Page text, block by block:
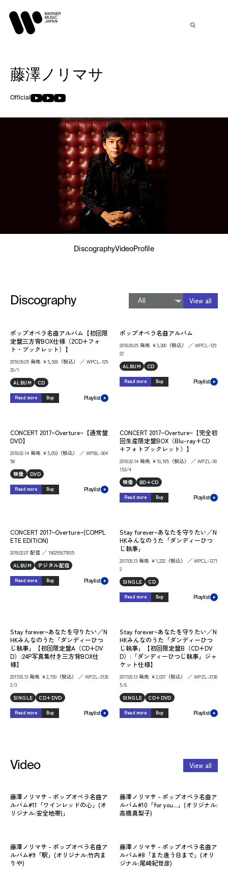
藤澤ノリマサ
Official
DiscographyVideoProfile
Discography View all
ポップオペラ名曲アルバム【初回限
定盤三方背BOX仕様（2CD+フォ
ト・ブックレット）】
2018.09.05 発売 ￥5,500（税込） ／ WPCL-129
20/1
ALBUM
CD
Read more Buy Playlist
ポップオペラ名曲アルバム
2018.09.05 発売 ￥3,300（税込） ／ WPCL-129
22
ALBUM
CD
Read more Buy Playlist
CONCERT 2017~Overture~【通常盤
DVD】
2018.02.14 発売 ￥5,093（税込） ／ WPBL-904
58
映像
DVD
Read more Buy Playlist
CONCERT 2017~Overture~【完全初
回生産限定盤BOX（Blu-ray+CD
+フォトブックレット）】
2018.02.14 発売 ￥10,185（税込） ／ WPZL-90
153/4
映像
BD+CD
Read more Buy Playlist
CONCERT 2017~Overture~(COMPL
ETE EDITION)
2018.02.07 配信 ／ 190295677855
ALBUM
デジタル配信
Read more Buy Playlist
Stay forever~あなたを守りたい／N
HKみんなのうた「ダンディーひつ
じ執事」
2017.09.13 発売 ￥1,222（税込） ／ WPCL-1271
2
SINGLE
CD
Read more Buy Playlist
Stay forever~あなたを守りたい／N
HKみんなのうた「ダンディーひつ
じ執事」【初回限定盤A（CD+DV
D）:24P写真集付き三方背BOX仕
様】
2017.09.13 発売 ￥2,750（税込） ／ WPZL-3136
2/3
SINGLE
CD+DVD
Read more Buy Playlist
Stay forever~あなたを守りたい／N
HKみんなのうた「ダンディーひつ
じ執事」【初回限定盤B（CD+DV
D）:「ダンディーひつじ執事」ジャ
ケット仕様】
2017.09.13 発売 ￥2,037（税込） ／ WPZL-3138
5/6
SINGLE
CD+DVD
Read more Buy Playlist
Video View all
藤澤ノリマサ - ポップオペラ名曲ア
ルバム#11「ワインレッドの心」(オ
リジナル:安全地帯)」
藤澤ノリマサ - ポップオペラ名曲ア
ルバム#10「for you...」(オリジナル:
高橋真梨子)
藤澤ノリマサ - ポップオペラ名曲ア
ルバム#9「駅」(オリジナル:竹内ま
りや)
藤澤ノリマサ - ポップオペラ名曲ア
ルバム#8「また逢う日まで」(オリ
ジナル:尾崎紀世彦)